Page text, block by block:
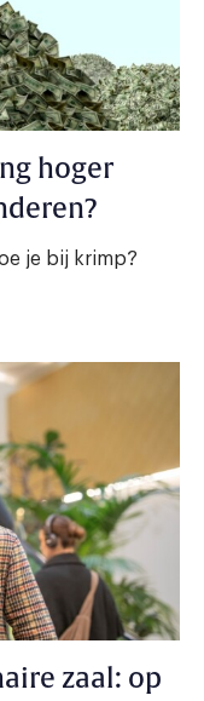
hoger
je bij krimp?
zaal: op